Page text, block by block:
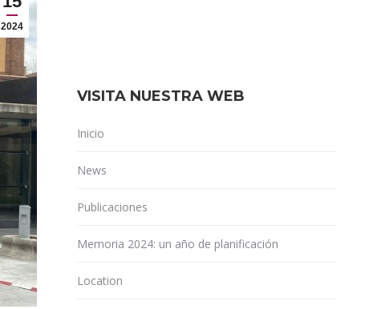
2024
VISITA NUESTRA WEB
Inicio
News
Publicaciones
Memoria 2024: un año de planificación
Location